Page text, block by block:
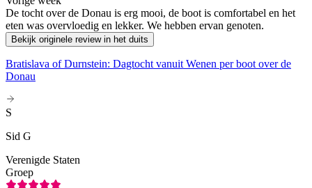
De tocht over de Donau is erg mooi, de boot is comfortabel en het
eten was overvloedig en lekker. We hebben ervan genoten.
Bekijk originele review in het duits
Bratislava of Durnstein: Dagtocht vanuit Wenen per boot over de
Donau
S
Sid G
Verenigde Staten
Groep